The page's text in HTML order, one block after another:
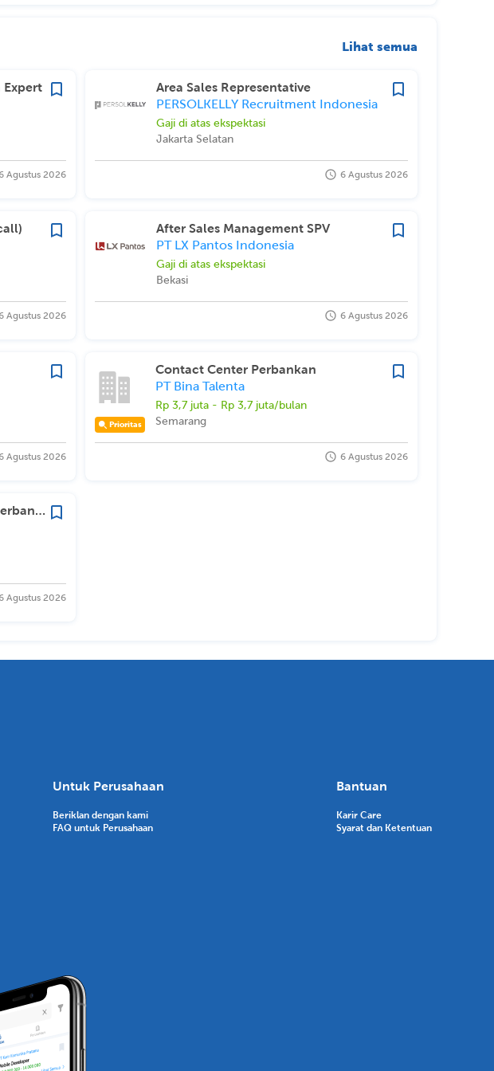
Lihat semua
Agustus 2026
Area Sales Representative
PERSOLKELLY Recruitment Indonesia
Gaji di atas ekspektasi
Jakarta Selatan
6 Agustus 2026
Agustus 2026
After Sales Management SPV
PT LX Pantos Indonesia
Gaji di atas ekspektasi
Bekasi
6 Agustus 2026
Agustus 2026
Prioritas
Contact Center Perbankan
PT Bina Talenta
Rp 3,7 juta - Rp 3,7 juta/bulan
Semarang
6 Agustus 2026
Admin Trade Service Counter Perbankan
Agustus 2026
Untuk Perusahaan
Beriklan dengan kami
FAQ untuk Perusahaan
Bantuan
Karir Care
Syarat dan Ketentuan